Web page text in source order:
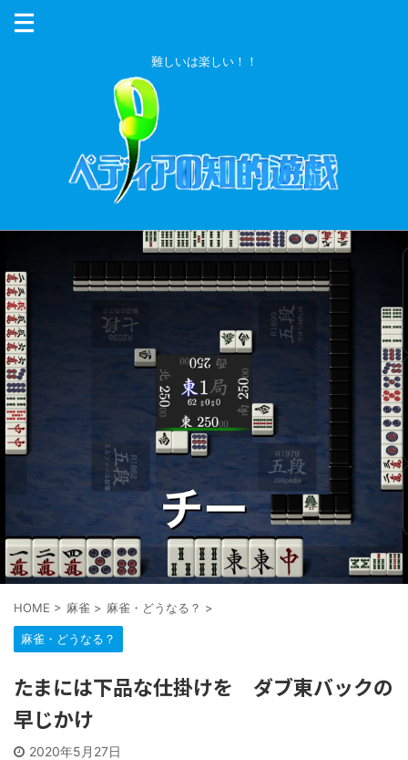
難しいは楽しい！！
HOME > 麻雀 > 麻雀・どうなる？ >
麻雀・どうなる？
たまには下品な仕掛けを ダブ東バックの
早じかけ
2020年5月27日